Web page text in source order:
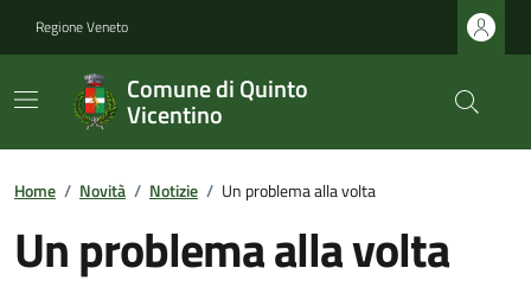
Regione Veneto
Comune di Quinto
Vicentino
Home / Novità / Notizie / Un problema alla volta
Un problema alla volta